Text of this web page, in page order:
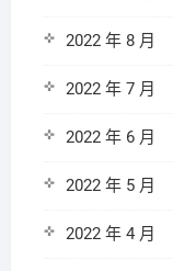
2022 年 8 月
2022 年 7 月
2022 年 6 月
2022 年 5 月
2022 年 4 月